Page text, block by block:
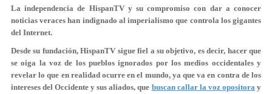
La independencia de HispanTV y su compromiso con dar a conocer
noticias veraces han indignado al imperialismo que controla los gigantes
del Internet.
Desde su fundación, HispanTV sigue fiel a su objetivo, es decir, hacer que
se oiga la voz de los pueblos ignorados por los medios occidentales y
revelar lo que en realidad ocurre en el mundo, ya que va en contra de los
intereses del Occidente y sus aliados, que buscan callar la voz opositoray